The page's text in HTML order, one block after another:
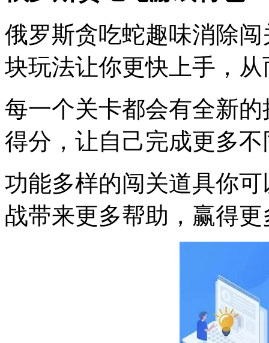
俄罗斯贪吃蛇趣味消除
块玩法让你更快上手，
每一个关卡都会有全新
得分，让自己完成更多
功能多样的闯关道具你
战带来更多帮助，赢得